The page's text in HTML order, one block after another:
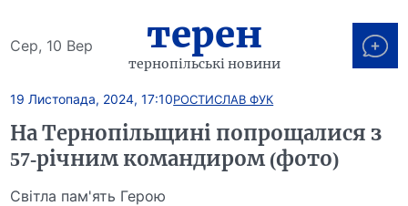
Сер, 10 Вер терен
тернопільські новини
19 Листопада, 2024, 17:10РОСТИСЛАВ ФУК
На Тернопільщині попрощалися з
57-річним командиром (фото)
Світла пам'ять Герою